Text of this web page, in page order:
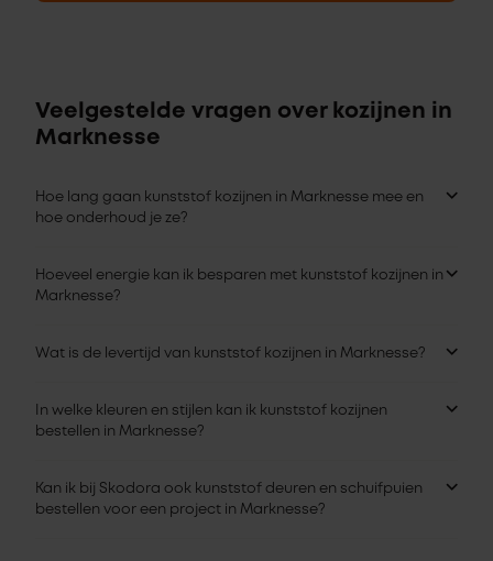
Veelgestelde vragen over kozijnen in
Marknesse
Hoe lang gaan kunststof kozijnen in Marknesse mee en
hoe onderhoud je ze?
Hoeveel energie kan ik besparen met kunststof kozijnen in
Marknesse?
Wat is de levertijd van kunststof kozijnen in Marknesse?
In welke kleuren en stijlen kan ik kunststof kozijnen
bestellen in Marknesse?
Kan ik bij Skodora ook kunststof deuren en schuifpuien
bestellen voor een project in Marknesse?